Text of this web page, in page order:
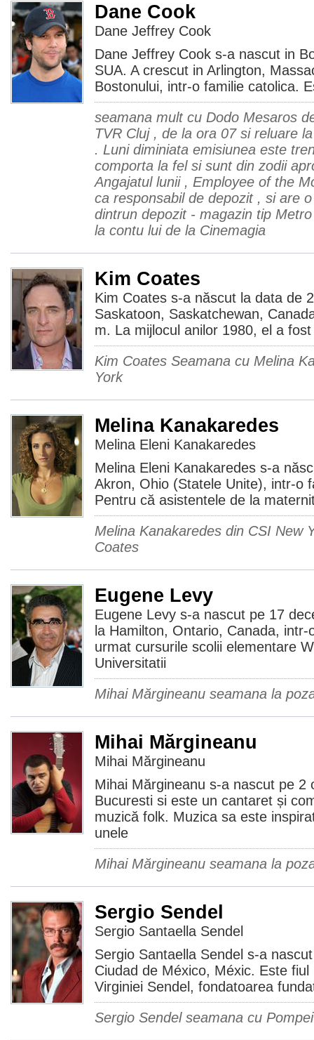
Dane Cook
Dane Jeffrey Cook
Dane Jeffrey Cook s-a nascut in
SUA. A crescut in Arlington,
Bostonului, intr-o familie catolica.
seamana mult cu Dodo Mesaros
TVR Cluj , de la ora 07 si reluare
. Luni diminiata emisiunea este
comporta la fel si sunt din zodii
Angajatul lunii , Employee of the
ca responsabil de depozit , si are
dintrun depozit - magazin tip
la contu lui de la Cinemagia
Kim Coates
Kim Coates s-a născut la data de
Saskatoon, Saskatchewan,
m. La mijlocul anilor 1980, el a
Kim Coates Seamana cu Melina
York
Melina Kanakaredes
Melina Eleni Kanakaredes
Melina Eleni Kanakaredes s-a
Akron, Ohio (Statele Unite), intr-o
Pentru că asistentele de la
Melina Kanakaredes din CSI New
Coates
Eugene Levy
Eugene Levy s-a nascut pe 17
la Hamilton, Ontario, Canada, intr-
urmat cursurile scolii elementare
Universitatii
Mihai Mărgineanu seamana la
Mihai Mărgineanu
Mihai Mărgineanu
Mihai Mărgineanu s-a nascut pe 2
Bucuresti si este un cantaret și
muzică folk. Muzica sa este
unele
Mihai Mărgineanu seamana la
Sergio Sendel
Sergio Santaella Sendel
Sergio Santaella Sendel s-a
Ciudad de México, Méxic. Este
Virginiei Sendel, fondatoarea
Sergio Sendel seamana cu